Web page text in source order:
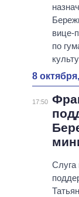
вице-
по
8
17:50
Слуга